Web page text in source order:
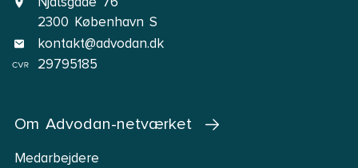
2300 København S
kontakt@advodan.dk
29795185
Om Advodan-netværket
Medarbejdere